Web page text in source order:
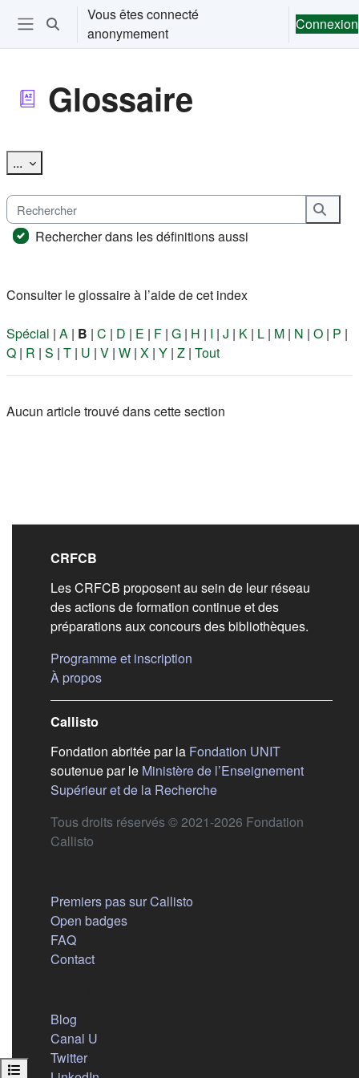
Passer au contenu principal
Ouvrir le menu de navigation
Activer/désactiver la saisie de recherche
Vous êtes connecté
anonymement
Connexion
Ouvrir l’index du cours
Glossaire
... Exporter des articles
Rechercher
Rechercher dans les définitions aussi
Consulter le glossaire à l’aide de cet index
Spécial | A | B | C | D | E | F | G | H | I | J | K | L | M | N | O | P |
Q | R | S | T | U | V | W | X | Y | Z | Tout
Aucun article trouvé dans cette section
Liens de bas de
CRFCB
Les CRFCB proposent au sein de leur réseau
des actions de formation continue et des
préparations aux concours des bibliothèques.
Programme et inscription
À propos(s'ouvre dans un nouvel onglet)
Callisto
Fondation abritée par la Fondation UNIT(s'ouvre
soutenue par le Ministère de l’Enseignement
Supérieur et de la Recherche(s'ouvre dans un nouvel
Tous droits réservés © 2021-2026 Fondation
Callisto
Premiers pas sur Callisto
Open badges
FAQ
Contact
Blog
Canal U
Twitter(s'ouvre dans un nouvel onglet)